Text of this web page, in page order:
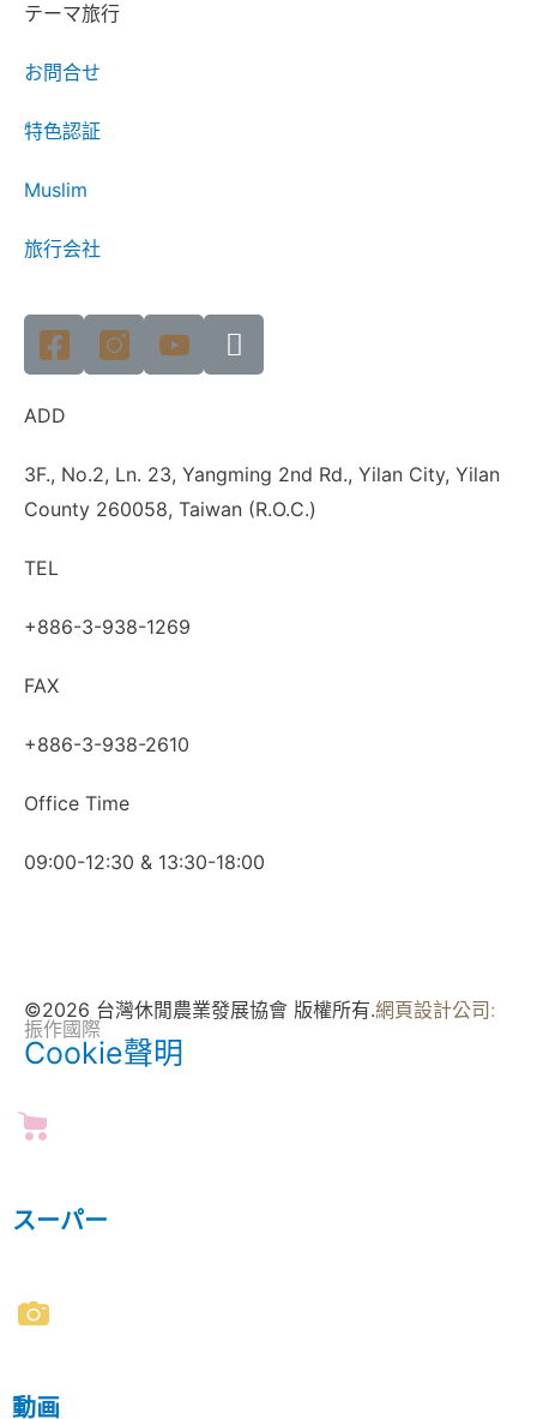
テーマ旅行
お問合せ
特色認証
Muslim
旅行会社
ADD
3F., No.2, Ln. 23, Yangming 2nd Rd., Yilan City, Yilan
County 260058, Taiwan (R.O.C.)
TEL
+886-3-938-1269
FAX
+886-3-938-2610
Office Time
09:00-12:30 & 13:30-18:00
©2026 台灣休閒農業發展協會 版權所有.網頁設計公司 :
振作國際
Cookie聲明
スーパー
動画